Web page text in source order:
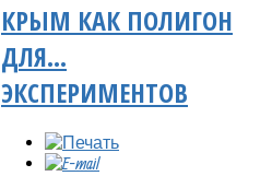
КРЫМ КАК ПОЛИГОН
ДЛЯ...
ЭКСПЕРИМЕНТОВ